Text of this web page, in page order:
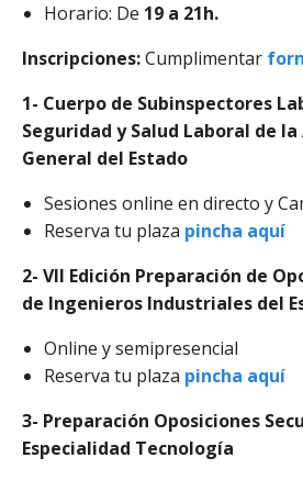
Horario: De 19 a 21h.
Inscripciones:Cumplimentar
1- Cuerpo de Subinspectores
Seguridad y Salud Laboral de
General del Estado
Sesiones online en directo y
Reserva tu plaza pincha aquí
2- VII Edición Preparación de
de Ingenieros Industriales del
Online y semipresencial
Reserva tu plaza pincha aquí
3- Preparación Oposiciones
Especialidad Tecnología